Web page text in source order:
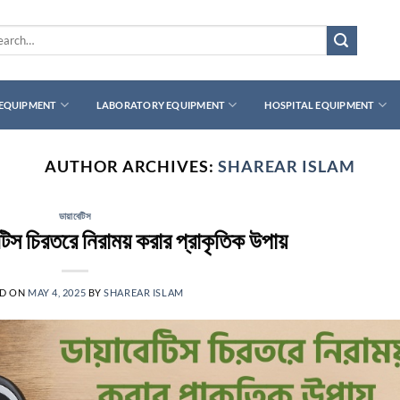
LABORATORY EQUIPMENT HOSPITAL EQUIPMENT
AUTHOR ARCHIVES: SHAREAR ISLAM
ডায়াবেটিস
চিরতরে নিরাময় করার প্রাকৃতিক উপায়
ON MAY 4, 2025 BYSHAREAR ISLAM